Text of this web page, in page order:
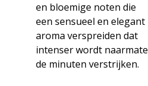
en bloemige noten die
een sensueel en elegant
aroma verspreiden dat
intenser wordt naarmate
de minuten verstrijken.